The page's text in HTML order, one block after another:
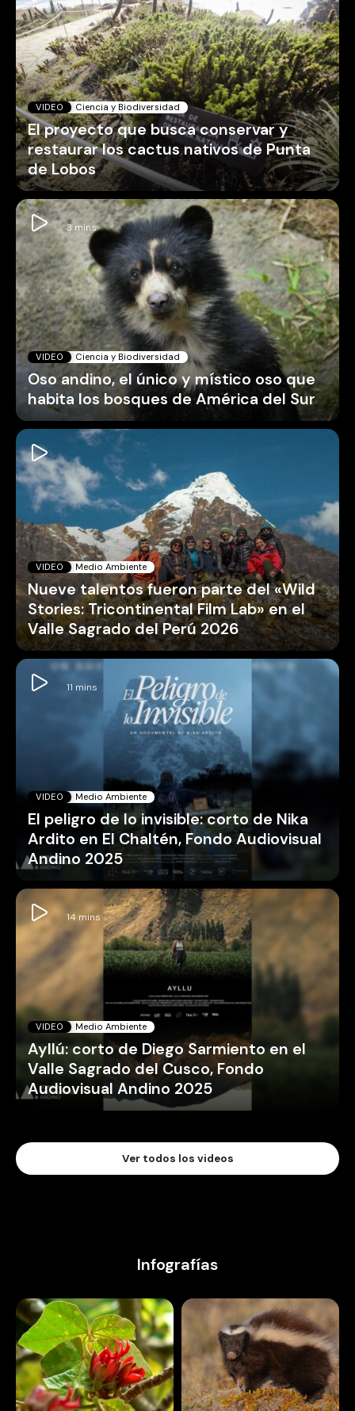
VIDEO Ciencia y Biodiversidad
El proyecto que busca conservar y
restaurar los cactus nativos de Punta
de Lobos
VIDEO Ciencia y Biodiversidad
Oso andino, el único y místico oso que
habita los bosques de América del Sur
VIDEO Medio Ambiente
Nueve talentos fueron parte del «Wild
Stories: Tricontinental Film Lab» en el
Valle Sagrado del Perú 2026
VIDEO Medio Ambiente
El peligro de lo invisible: corto de Nika
Ardito en El Chaltén, Fondo Audiovisual
Andino 2025
VIDEO Medio Ambiente
Ayllú: corto de Diego Sarmiento en el
Valle Sagrado del Cusco, Fondo
Audiovisual Andino 2025
Ver todos los videos
Infografías